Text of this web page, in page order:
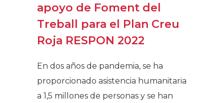
apoyo de Foment del
Treball para el Plan Creu
Roja RESPON 2022
En dos años de pandemia, se ha
proporcionado asistencia humanitaria
a 1,5 millones de personas y se han